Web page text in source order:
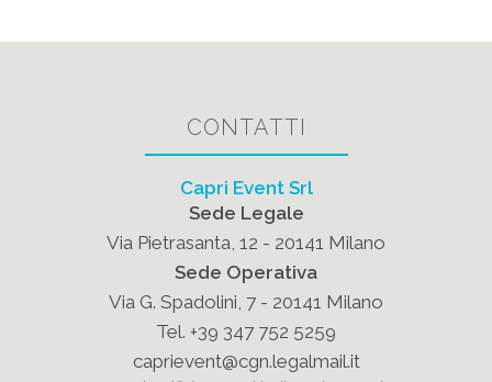
CONTATTI
Capri Event Srl
Sede Legale
Via Pietrasanta, 12 - 20141 Milano
Sede Operativa
Via G. Spadolini, 7 - 20141 Milano
Tel. +39 347 752 5259
caprievent@cgn.legalmail.it